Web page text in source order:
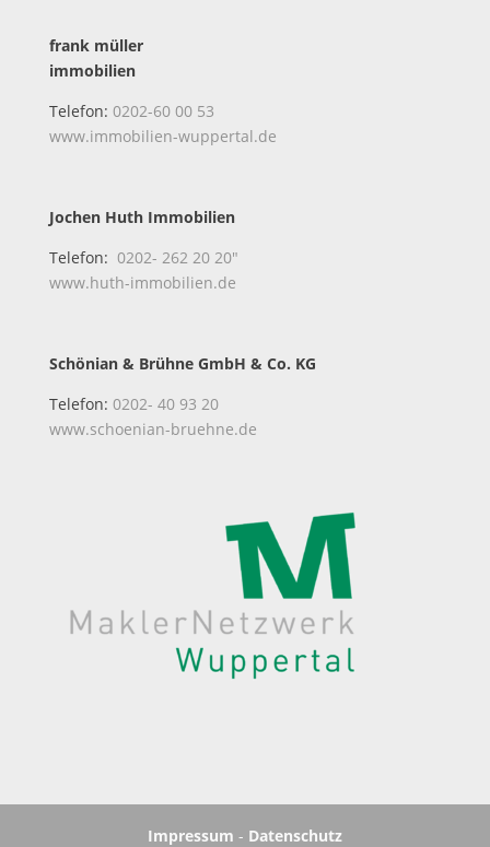
frank müller
immobilien
Telefon: 0202-60 00 53
www.immobilien-wuppertal.de
Jochen Huth Immobilien
Telefon: 0202- 262 20 20″
www.huth-immobilien.de
Schönian & Brühne GmbH & Co. KG
Telefon: 0202- 40 93 20
www.schoenian-bruehne.de
Impressum - Datenschutz